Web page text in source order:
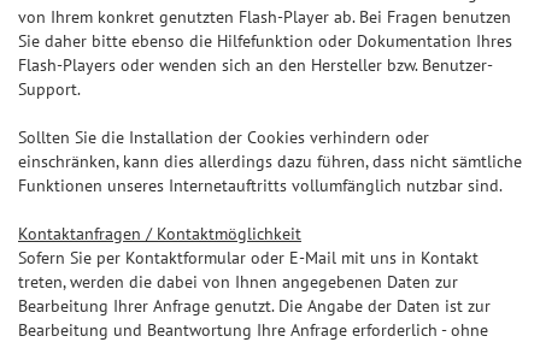
von Ihrem konkret genutzten Flash-Player ab. Bei Fragen benutzen
Sie daher bitte ebenso die Hilfefunktion oder Dokumentation Ihres
Flash-Players oder wenden sich an den Hersteller bzw. Benutzer-
Support.
Sollten Sie die Installation der Cookies verhindern oder
einschränken, kann dies allerdings dazu führen, dass nicht sämtliche
Funktionen unseres Internetauftritts vollumfänglich nutzbar sind.
Kontaktanfragen / Kontaktmöglichkeit
Sofern Sie per Kontaktformular oder E-Mail mit uns in Kontakt
treten, werden die dabei von Ihnen angegebenen Daten zur
Bearbeitung Ihrer Anfrage genutzt. Die Angabe der Daten ist zur
Bearbeitung und Beantwortung Ihre Anfrage erforderlich - ohne